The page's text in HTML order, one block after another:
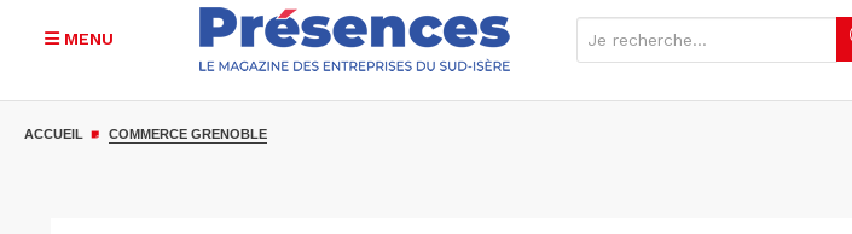
MENU
ACCUEIL COMMERCE GRENOBLE